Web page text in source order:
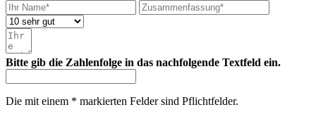
Bitte gib die Zahlenfolge in das nachfolgende Textfeld ein.
Die mit einem * markierten Felder sind Pflichtfelder.